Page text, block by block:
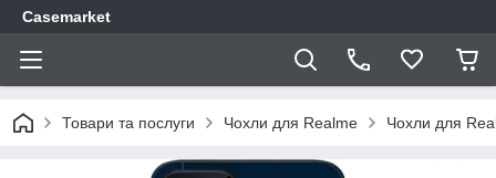
Casemarket
Товари та послуги Чохли для Realme Чохли для